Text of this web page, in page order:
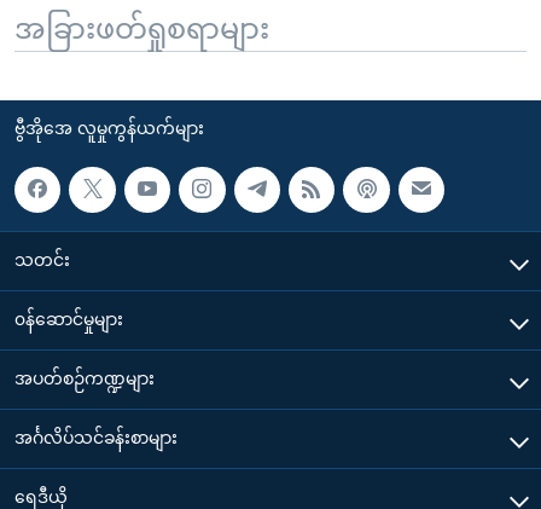
အခြားဖတ်ရှုစရာများ
ဗွီအိုအေ လူမှုကွန်ယက်များ
သတင်း
၀န်ဆောင်မှုများ
အပတ်စဉ်ကဏ္ဍများ
အင်္ဂလိပ်သင်ခန်းစာများ
ရေဒီယို